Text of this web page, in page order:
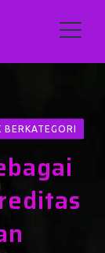
BERKATEGORI